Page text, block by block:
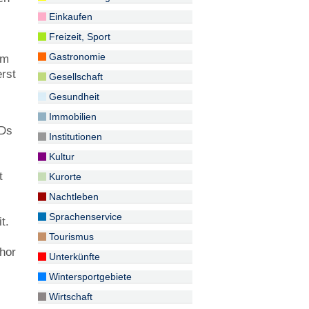
Einkaufen
Freizeit, Sport
Gastronomie
Gesellschaft
Gesundheit
Immobilien
Institutionen
Kultur
Kurorte
Nachtleben
Sprachenservice
Tourismus
Unterkünfte
Wintersportgebiete
Wirtschaft